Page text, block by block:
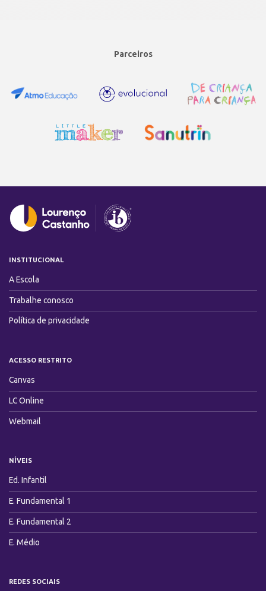
Parceiros
INSTITUCIONAL
A Escola
Trabalhe conosco
Política de privacidade
ACESSO RESTRITO
Canvas
LC Online
Webmail
NÍVEIS
Ed. Infantil
E. Fundamental 1
E. Fundamental 2
E. Médio
REDES SOCIAIS